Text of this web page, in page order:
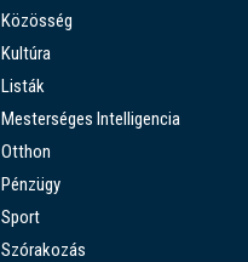
Közösség
Kultúra
Listák
Mesterséges Intelligencia
Otthon
Pénzügy
Sport
Szórakozás